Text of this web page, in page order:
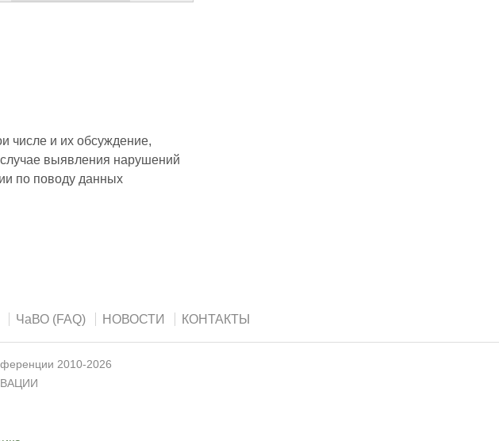
числе и их обсуждение,
выявления нарушений
по поводу данных
ЧаВО (FAQ) НОВОСТИ КОНТАКТЫ
2010-2026